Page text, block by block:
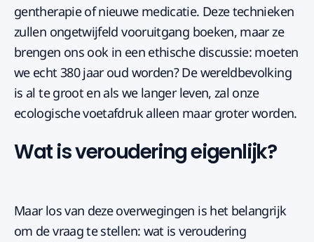
gentherapie of nieuwe medicatie. Deze technieken
zullen ongetwijfeld vooruitgang boeken, maar ze
brengen ons ook in een ethische discussie: moeten
we echt 380 jaar oud worden? De wereldbevolking
is al te groot en als we langer leven, zal onze
ecologische voetafdruk alleen maar groter worden.
Wat is veroudering eigenlijk?
Maar los van deze overwegingen is het belangrijk
om de vraag te stellen: wat is veroudering